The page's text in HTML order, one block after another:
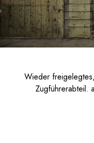
Wieder
Zugführerabteil.